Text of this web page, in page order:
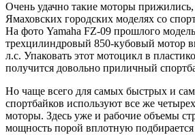
Очень удачно такие моторы
Ямаховских городских моделях со
На фото Yamaha FZ-09 прошлого
трехцилиндровый 850-кубовый мотор
л.с. Упаковать этот мотоцикл в
получится довольно приличный
Но чаще всего для самых быстрых и
спортбайков используют все же
моторы. Здесь уже и рабочие объемы
мощность порой вплотную подбирается